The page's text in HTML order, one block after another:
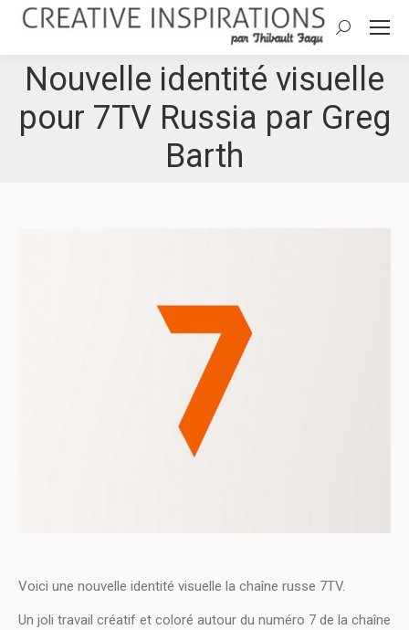
Search:
Nouvelle identité visuelle
pour 7TV Russia par Greg
Barth
Voici une nouvelle identité visuelle la chaîne russe 7TV.
Un joli travail créatif et coloré autour du numéro 7 de la chaîne